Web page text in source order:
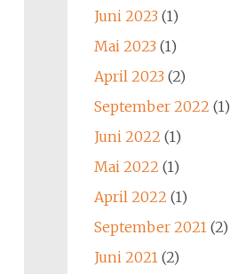
Juni 2023 (1)
Mai 2023 (1)
April 2023 (2)
September 2022 (1)
Juni 2022 (1)
Mai 2022 (1)
April 2022 (1)
September 2021(2)
Juni 2021(2)